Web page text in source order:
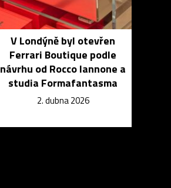
V Londýně byl otevřen
Ferrari Boutique podle
návrhu od Rocco Iannone a
studia Formafantasma
2. dubna 2026